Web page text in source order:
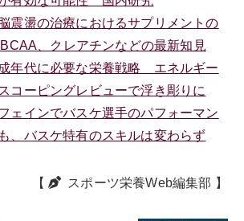
震盪の治療におけるサプリメントの
、クレアチンなどの最新知見
年代に必要な栄養戦略 エネルギー
コーピングレビューで浮き彫りに
ェインでバスケ選手のパフォーマン
、バスケ特有のスキルは変わらず
【 スポーツ栄養Web編集部 】